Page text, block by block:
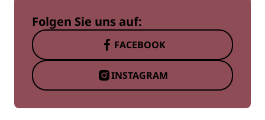
Folgen Sie uns auf:
FACEBOOK
INSTAGRAM